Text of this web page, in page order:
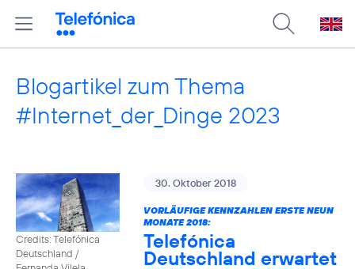
Blogartikel zum Thema
#Internet_der_Dinge 2023
Credits: Telefónica
Deutschland /
30. Oktober 2018
VORLÄUFIGE KENNZAHLEN ERSTE NEUN
MONATE 2018:
Telefónica
Deutschland erwartet